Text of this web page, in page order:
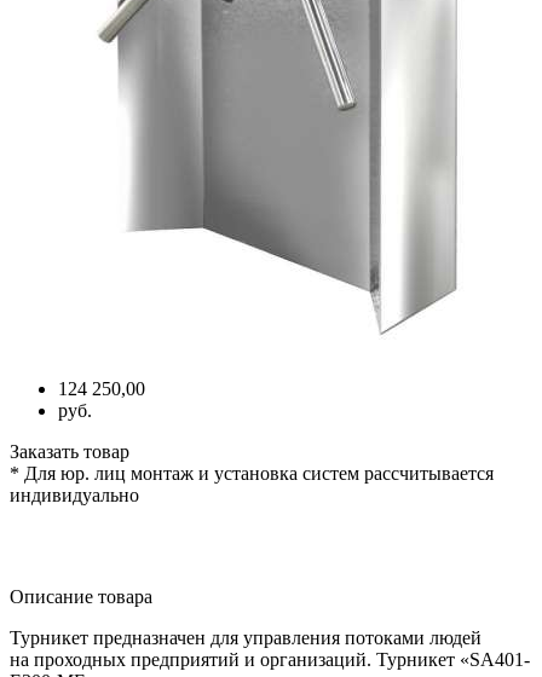
124 250,00
руб.
Заказать товар
* Для юр. лиц монтаж и установка систем рассчитывается
индивидуально
Описание товара
Турникет предназначен для управления потоками людей
на проходных предприятий и организаций. Турникет «SA401-